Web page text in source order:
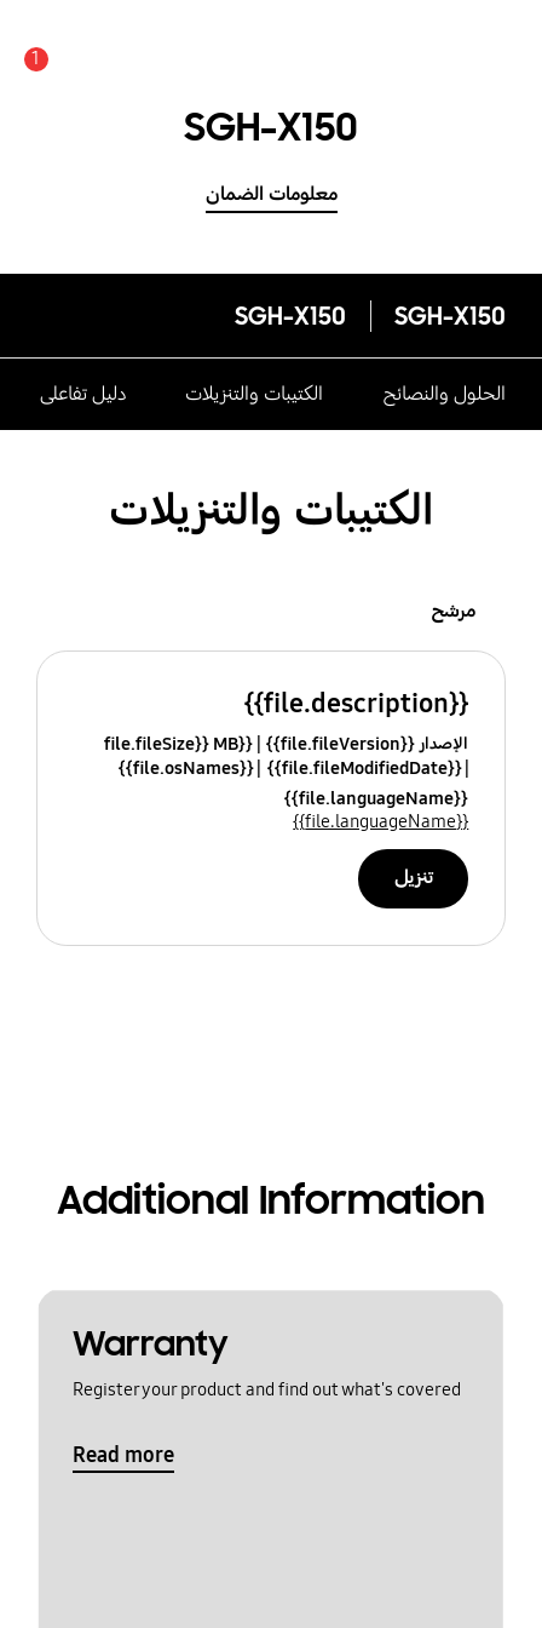
1
SGH-X150
معلومات الضمان
SGH-X150
SGH-X150
الحلول والنصائح الكتيبات والتنزيلات دليل تفاعلى
الكتيبات والتنزيلات
مرشح
{{file.description}}
الإصدار {{file.fileVersion}}
{{file.fileSize}} MB
{{file.fileModifiedDate}}
{{file.osNames}}
{{file.languageName}}
{{file.languageName}}
تنزيل
Additional Information
Warranty
Register your product and find out what's covered
Read more